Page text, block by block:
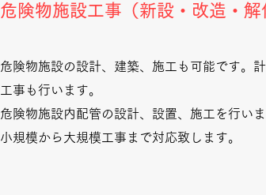
危険物施設工事（新設・改造・解
危険物施設の設計、建築、施工も可能です。
工事も行います。
危険物施設内配管の設計、設置、施工を行いま
小規模から大規模工事まで対応致します。